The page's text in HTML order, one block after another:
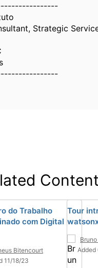
Strategic
Content
do Trabalho
com Digital
Bitencourt
11/18/23
Tour